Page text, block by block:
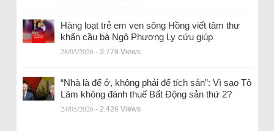
Hàng loạt trẻ em ven sông Hồng viết tâm thư
khẩn cầu bà Ngô Phương Ly cứu giúp
28/05/2026 - 3.778 Views
“Nhà là để ở, không phải để tích sản”: Vì sao Tô
Lâm không đánh thuế Bất Động sản thứ 2?
24/05/2026 - 2.426 Views